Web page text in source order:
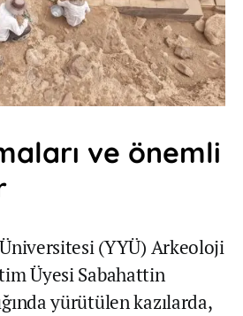
ve önemli
(YYÜ) Arkeoloji
Üyesi Sabahattin
yürütülen kazılarda,